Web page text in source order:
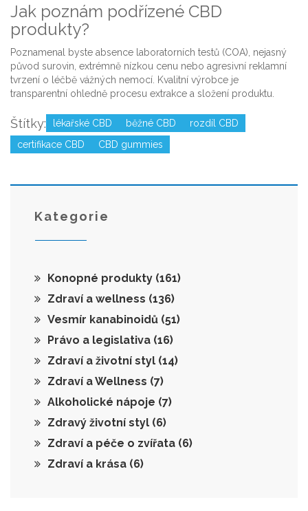
Jak poznám podřízené CBD
produkty?
Poznamenal byste absence laboratorních testů (COA), nejasný
původ surovin, extrémně nízkou cenu nebo agresivní reklamní
tvrzení o léčbě vážných nemocí. Kvalitní výrobce je
transparentní ohledně procesu extrakce a složení produktu.
Štítky: lékařské CBD běžné CBD
rozdíl CBD
certifikace CBD
CBD gummies
Kategorie
Konopné produkty (161)
Zdraví a wellness (136)
Vesmír kanabinoidů (51)
Právo a legislativa (16)
Zdraví a životní styl (14)
Zdraví a Wellness (7)
Alkoholické nápoje (7)
Zdravý životní styl (6)
Zdraví a péče o zvířata (6)
Zdraví a krása (6)